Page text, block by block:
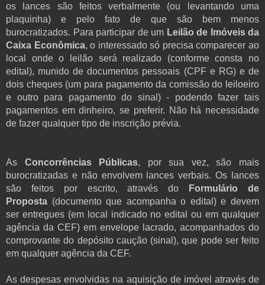
os lances são feitos verbalmente (ou levantando uma
plaquinha) e pelo fato de que são bem menos
burocratizados. Para participar de um Leilão de Imóveis da
Caixa Econômica, o interessado só precisa comparecer ao
local onde o leilão será realizado (conforme consta no
edital), munido de documentos pessoais (CPF e RG) e de
dois cheques (um para pagamento da comissão do leiloeiro
e outro para pagamento do sinal) - podendo fazer tais
pagamentos em dinheiro, se preferir. Não há necessidade
de fazer qualquer tipo de inscrição prévia.
As Concorrências Públicas, por sua vez, são mais
burocratizadas e não envolvem lances verbais. Os lances
são feitos por escrito, através do
Formulário de
Proposta (documento que acompanha o edital) e devem
ser entregues (em local indicado no edital ou em qualquer
agência da CEF) em envelope lacrado, acompanhados do
comprovante do depósito caução (sinal), que pode ser feito
em qualquer agência da CEF.
As despesas envolvidas na aquisição de imóvel através de